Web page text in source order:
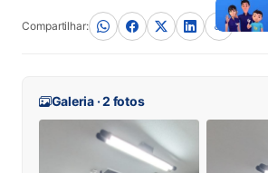
Compartilhar:
Galeria · 2 fotos